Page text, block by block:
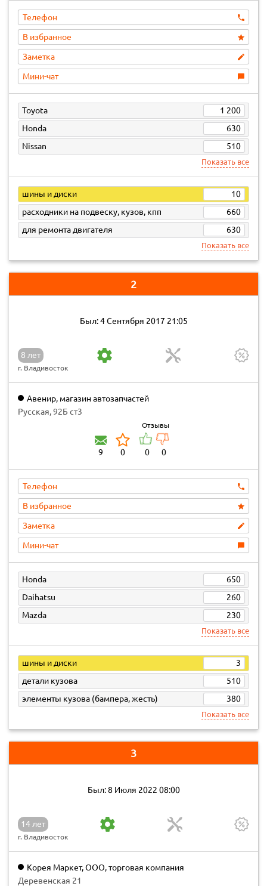
Телефон
В избранное
Заметка
Мини-чат
Toyota
1 200
Honda
630
Nissan
510
Показать все
шины и диски
10
расходники на подвеску, кузов, кпп
660
для ремонта двигателя
630
Показать все
2
Был: 4 Сентября 2017 21:05
8 лет
г. Владивосток
Авенир, магазин автозапчастей
Русская, 92Б ст3
9 0
Отзывы
0 0
Телефон
В избранное
Заметка
Мини-чат
Honda
650
Daihatsu
260
Mazda
230
Показать все
шины и диски
3
детали кузова
510
элементы кузова (бампера, жесть)
380
Показать все
3
Был: 8 Июля 2022 08:00
14 лет
г. Владивосток
Корея Маркет, ООО, торговая компания
Деревенская 21